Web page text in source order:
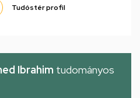
Tudóstér profil
Ibrahim tudományos